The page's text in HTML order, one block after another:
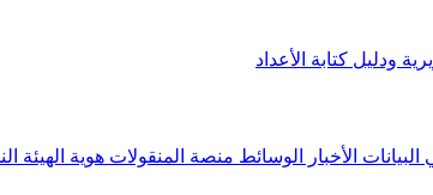
ودليل كتابة الأعداد
البيانات الأخبار الوسائط منصة المنقولات هوية الهيئة